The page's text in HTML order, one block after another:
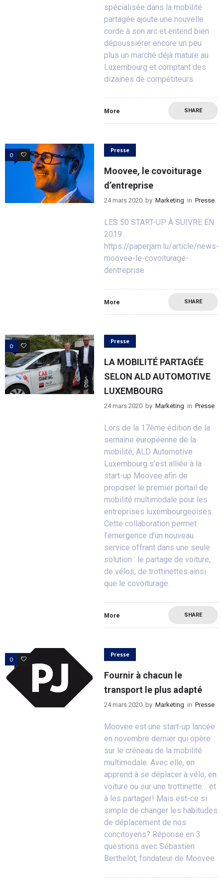
spécialisée dans la mobilité
partagée ajoute une nouvelle
corde à son arc et entend bien
dépoussiérer encore un peu
plus un marché déjà mature au
Luxembourg et comptant des
dizaines de compétiteurs.
More SHARE
0 0
Presse
Moovee, le covoiturage
d’entreprise
24 mars 2020 by Marketing in Presse
LES 50 START-UP À SUIVRE EN
2019
https://paperjam.lu/article/news-
moovee-le-covoiturage-
dentreprise
More SHARE
0 0
Presse
LA MOBILITÉ PARTAGÉE
SELON ALD AUTOMOTIVE
LUXEMBOURG
24 mars 2020 by Marketing in Presse
Lors de la 17ème édition de la
semaine européenne de la
mobilité, ALD Automotive
Luxembourg s’est alliée à la
start-up Moovee afin de
proposer le premier portail de
mobilité multimodale pour les
entreprises luxembourgeoises.
Cette collaboration permet
l’émergence d’un nouveau
service offrant dans une seule
solution : le partage de voiture,
de vélos, de trottinettes ainsi
que le covoiturage.
More SHARE
0 0
Presse
Fournir à chacun le
transport le plus adapté
24 mars 2020 by Marketing in Presse
Moovee est une start-up lancée
en novembre dernier qui opère
sur le créneau de la mobilité
multimodale. Avec elle, on
apprend à se déplacer à vélo, en
voiture ou sur une trottinette… et
à les partager! Mais est-ce si
simple de changer les habitudes
de déplacement de nos
concitoyens? Réponse en 3
questions avec Sébastien
Berthelot, fondateur de Moovee.